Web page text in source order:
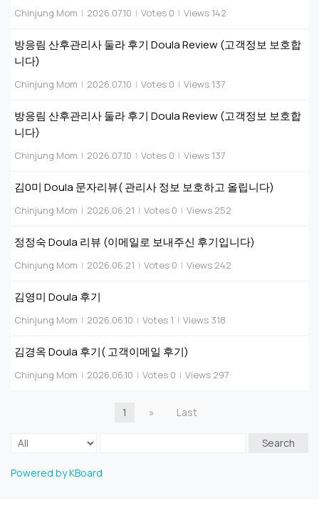
Chinjung Mom | 2026.07.10 | Votes 0 | Views 142
방응림 산후관리사 둘라 후기 Doula Review (고객정보 보호합
니다)
Chinjung Mom | 2026.07.10 | Votes 0 | Views 137
방응림 산후관리사 둘라 후기 Doula Review (고객정보 보호합
니다)
Chinjung Mom | 2026.07.10 | Votes 0 | Views 137
김0미 Doula 문자리뷰( 관리사 정보 보호하고 올립니다)
Chinjung Mom | 2026.06.21 | Votes 0 | Views 252
정정숙 Doula 리뷰 (이메일로 보내주신 후기입니다)
Chinjung Mom | 2026.06.21 | Votes 0 | Views 242
김영미 Doula 후기
Chinjung Mom | 2026.06.10 | Votes 1 | Views 318
김경옥 Doula 후기( 고객이메일 후기)
Chinjung Mom | 2026.06.10 | Votes 0 | Views 297
1 » Last
Search
Powered by KBoard